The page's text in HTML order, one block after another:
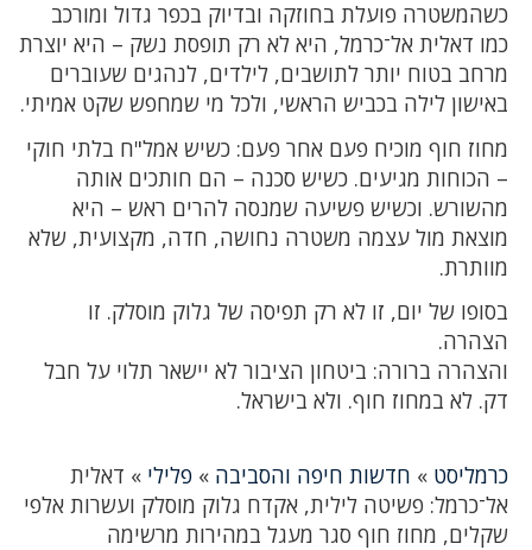
כשהמשטרה פועלת בחוזקה ובדיוק בכפר גדול ומורכב
כמו דאלית אל־כרמל, היא לא רק תופסת נשק – היא יוצרת
מרחב בטוח יותר לתושבים, לילדים, לנהגים שעוברים
באישון לילה בכביש הראשי, ולכל מי שמחפש שקט אמיתי.
מחוז חוף מוכיח פעם אחר פעם: כשיש אמל"ח בלתי חוקי
– הכוחות מגיעים. כשיש סכנה – הם חותכים אותה
מהשורש. וכשיש פשיעה שמנסה להרים ראש – היא
מוצאת מול עצמה משטרה נחושה, חדה, מקצועית, שלא
מוותרת.
בסופו של יום, זו לא רק תפיסה של גלוק מוסלק. זו
הצהרה.
והצהרה ברורה: ביטחון הציבור לא יישאר תלוי על חבל
דק. לא במחוז חוף. ולא בישראל.
כרמליסט » חדשות חיפה והסביבה » פלילי » דאלית
אל־כרמל: פשיטה לילית, אקדח גלוק מוסלק ועשרות אלפי
שקלים, מחוז חוף סגר מעגל במהירות מרשימה